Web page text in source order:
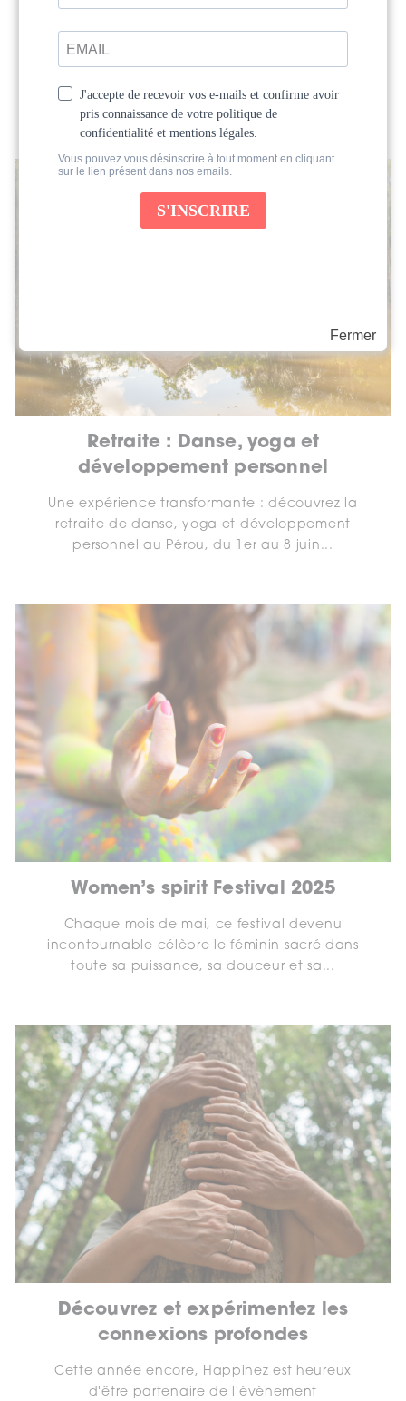
votre créativité
Retraite : Danse, yoga et
développement personnel
Une expérience transformante : découvrez la
retraite de danse, yoga et développement
personnel au Pérou, du 1er au 8 juin...
Women’s spirit Festival 2025
Chaque mois de mai, ce festival devenu
incontournable célèbre le féminin sacré dans
toute sa puissance, sa douceur et sa...
Découvrez et expérimentez les
connexions profondes
Cette année encore, Happinez est heureux
d'être partenaire de l'événement
Fermer